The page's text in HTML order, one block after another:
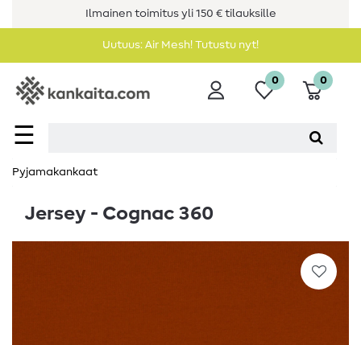
Ilmainen toimitus yli 150 € tilauksille
Uutuus: Air Mesh! Tutustu nyt!
☰
0 0
Pyjamakankaat
Jersey - Cognac 360